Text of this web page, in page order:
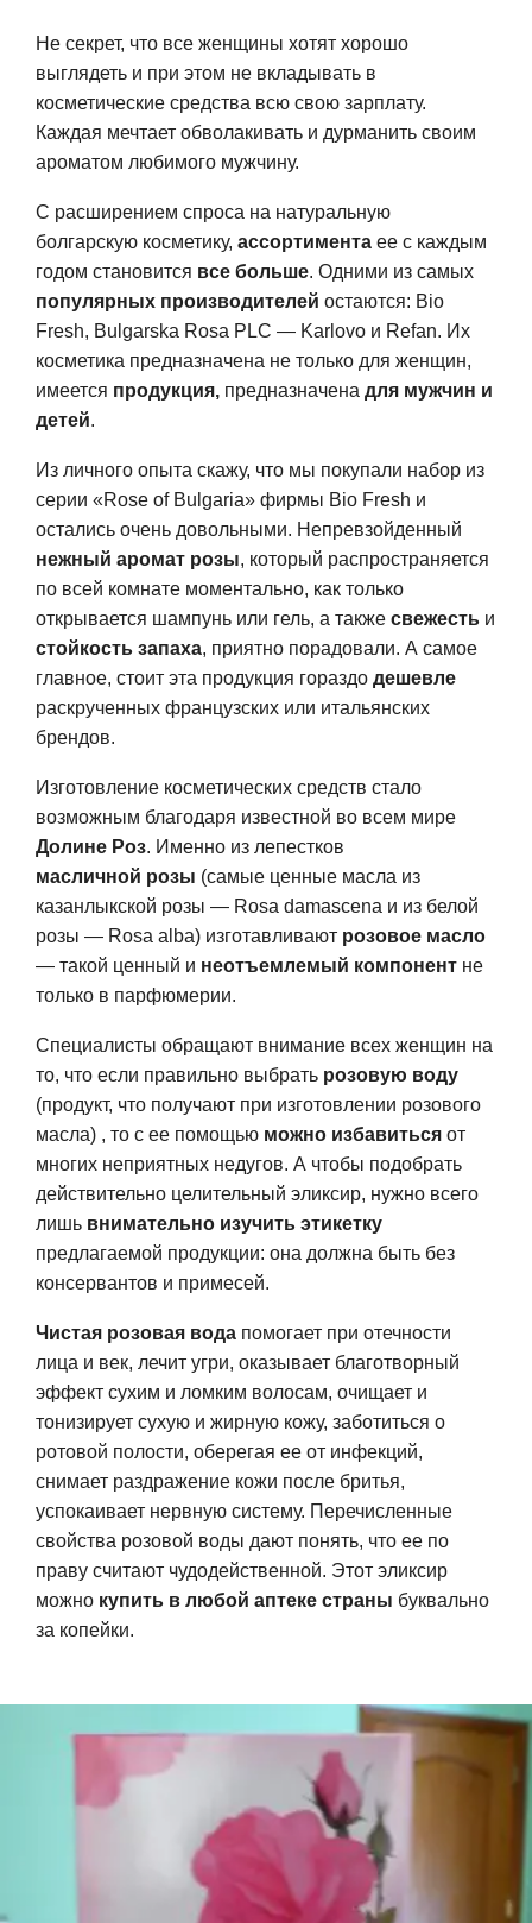
Не секрет, что все женщины хотят хорошо
выглядеть и при этом не вкладывать в
косметические средства всю свою зарплату.
Каждая мечтает обволакивать и дурманить своим
ароматом любимого мужчину.
С расширением спроса на натуральную
болгарскую косметику, ассортимента ее с каждым
годом становится все больше. Одними из самых
популярных производителей остаются: Bio
Fresh, Bulgarska Rosa PLC — Karlovo и Refan. Их
косметика предназначена не только для женщин,
имеется продукция, предназначена для мужчин и
детей.
Из личного опыта скажу, что мы покупали набор из
серии «Rose of Bulgaria» фирмы Bio Fresh и
остались очень довольными. Непревзойденный
нежный аромат розы, который распространяется
по всей комнате моментально, как только
открывается шампунь или гель, а также свежесть и
стойкость запаха, приятно порадовали. А самое
главное, стоит эта продукция гораздо дешевле
раскрученных французских или итальянских
брендов.
Изготовление косметических средств стало
возможным благодаря известной во всем мире
Долине Роз. Именно из лепестков
масличной розы (самые ценные масла из
казанлыкской розы — Rosa damascena и из белой
розы — Rosa alba) изготавливают розовое масло
— такой ценный и неотъемлемый компонент не
только в парфюмерии.
Специалисты обращают внимание всех женщин на
то, что если правильно выбрать розовую воду
(продукт, что получают при изготовлении розового
масла) , то с ее помощью можно избавиться от
многих неприятных недугов. А чтобы подобрать
действительно целительный эликсир, нужно всего
лишь внимательно изучить этикетку
предлагаемой продукции: она должна быть без
консервантов и примесей.
Чистая розовая вода помогает при отечности
лица и век, лечит угри, оказывает благотворный
эффект сухим и ломким волосам, очищает и
тонизирует сухую и жирную кожу, заботиться о
ротовой полости, оберегая ее от инфекций,
снимает раздражение кожи после бритья,
успокаивает нервную систему. Перечисленные
свойства розовой воды дают понять, что ее по
праву считают чудодейственной. Этот эликсир
можно купить в любой аптеке страны буквально
за копейки.